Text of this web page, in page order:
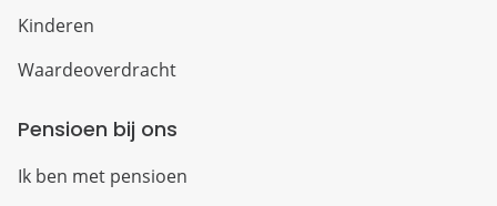
Kinderen
Waardeoverdracht
Pensioen bij ons
Ik ben met pensioen